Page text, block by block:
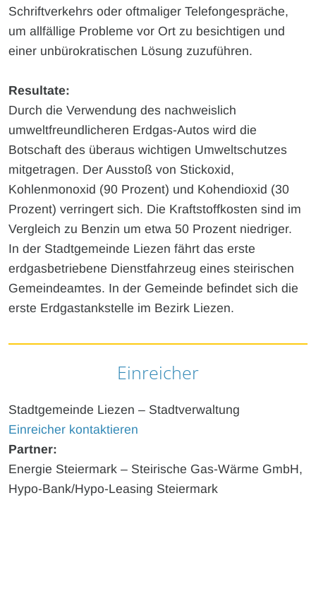
Schriftverkehrs oder oftmaliger Telefongespräche,
um allfällige Probleme vor Ort zu besichtigen und
einer unbürokratischen Lösung zuzuführen.
Resultate:
Durch die Verwendung des nachweislich
umweltfreundlicheren Erdgas-Autos wird die
Botschaft des überaus wichtigen Umweltschutzes
mitgetragen. Der Ausstoß von Stickoxid,
Kohlenmonoxid (90 Prozent) und Kohendioxid (30
Prozent) verringert sich. Die Kraftstoffkosten sind im
Vergleich zu Benzin um etwa 50 Prozent niedriger.
In der Stadtgemeinde Liezen fährt das erste
erdgasbetriebene Dienstfahrzeug eines steirischen
Gemeindeamtes. In der Gemeinde befindet sich die
erste Erdgastankstelle im Bezirk Liezen.
Einreicher
Stadtgemeinde Liezen – Stadtverwaltung
Einreicher kontaktieren
Partner:
Energie Steiermark – Steirische Gas-Wärme GmbH,
Hypo-Bank/Hypo-Leasing Steiermark